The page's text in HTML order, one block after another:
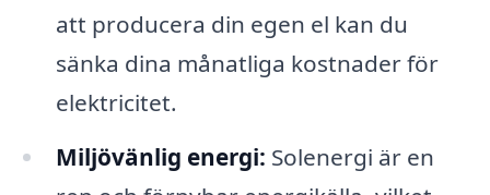
att producera din egen el kan du
sänka dina månatliga kostnader för
elektricitet.
Miljövänlig energi: Solenergi är en